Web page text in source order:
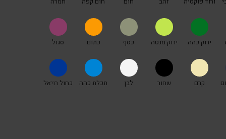
ירוק כהה ירוק מנטה כסף כתום סגול
קרם שחור לבן תכלת כהה כחול רויאל